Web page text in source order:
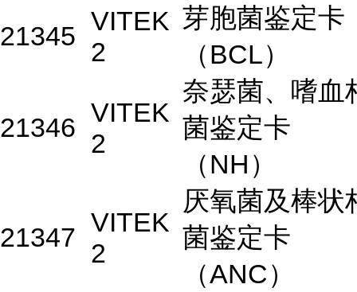
21345 VITEK
2
芽胞菌鉴定卡
（BCL）
21346 VITEK
2
奈瑟菌、嗜血
菌鉴定卡
（NH）
21347 VITEK
2
厌氧菌及棒状
菌鉴定卡
（ANC）